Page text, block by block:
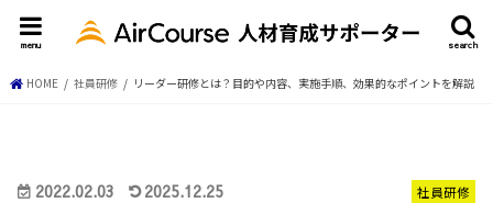
search
menu
HOME 社員研修 リーダー研修とは？目的や内容、実施手順、効果的なポイントを解説
社員研修
2022.02.03 2025.12.25